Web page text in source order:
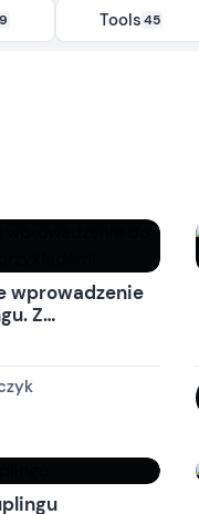
Tools 45
wprowadzenie
Z